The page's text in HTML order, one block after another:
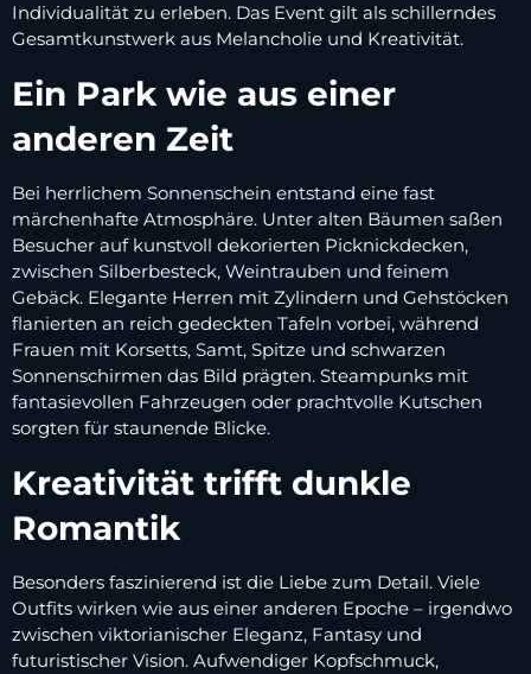
Individualität zu erleben. Das Event gilt als schillerndes
Gesamtkunstwerk aus Melancholie und Kreativität.
Ein Park wie aus einer
anderen Zeit
Bei herrlichem Sonnenschein entstand eine fast
märchenhafte Atmosphäre. Unter alten Bäumen saßen
Besucher auf kunstvoll dekorierten Picknickdecken,
zwischen Silberbesteck, Weintrauben und feinem
Gebäck. Elegante Herren mit Zylindern und Gehstöcken
flanierten an reich gedeckten Tafeln vorbei, während
Frauen mit Korsetts, Samt, Spitze und schwarzen
Sonnenschirmen das Bild prägten. Steampunks mit
fantasievollen Fahrzeugen oder prachtvolle Kutschen
sorgten für staunende Blicke.
Kreativität trifft dunkle
Romantik
Besonders faszinierend ist die Liebe zum Detail. Viele
Outfits wirken wie aus einer anderen Epoche – irgendwo
zwischen viktorianischer Eleganz, Fantasy und
futuristischer Vision. Aufwendiger Kopfschmuck,